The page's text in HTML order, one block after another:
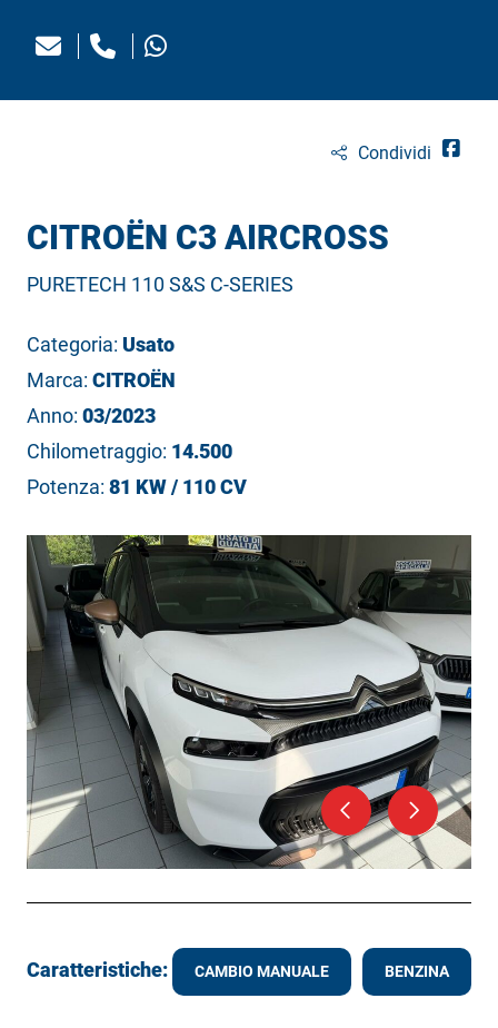
Condividi
CITROËN C3 AIRCROSS
PURETECH 110 S&S C-SERIES
Categoria: Usato
Marca: CITROËN
Anno: 03/2023
Chilometraggio: 14.500
Potenza: 81 KW / 110 CV
Caratteristiche: CAMBIO MANUALE BENZINA